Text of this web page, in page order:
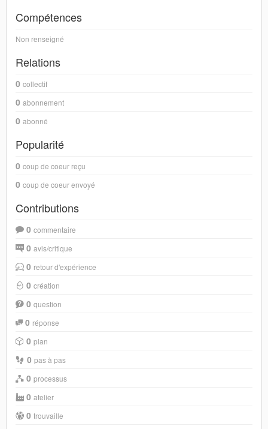
Compétences
Non renseigné
Relations
0 collectif
0 abonnement
0 abonné
Popularité
0 coup de coeur reçu
0 coup de coeur envoyé
Contributions
0 commentaire
0 avis/critique
0 retour d'expérience
0 création
0 question
0 réponse
0 plan
0 pas à pas
0 processus
0 atelier
0 trouvaille